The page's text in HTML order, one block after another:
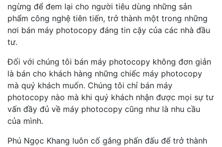
ngừng để đem lại cho người tiêu dùng những sản
phẩm công nghệ tiên tiến, trở thành một trong những
nơi bán máy photocopy đáng tin cậy của các nhà đầu
tư.
Đối với chúng tôi bán máy photocopy không đơn giản
là bán cho khách hàng những chiếc máy photocopy
mà quý khách muốn. Chúng tôi chỉ bán máy
photocopy nào mà khi quý khách nhận được mọi sự tư
vấn đầy đủ về máy photocopy cũng như là nhu cầu
của mình.
Phú Ngọc Khang luôn cố gắng phấn đấu để trở thành